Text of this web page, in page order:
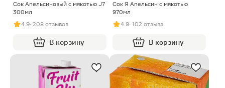
Сок Апельсиновый с мякотью J7
300мл
4.9· 208 отзывов
В корзину
Сок Я Апельсин с мякотью
970мл
4.9· 102 отзыва
В корзину